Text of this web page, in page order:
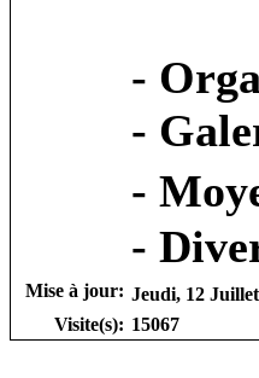
-
-
-
-
Mise à jour: Jeudi, 12
Visite(s): 15067